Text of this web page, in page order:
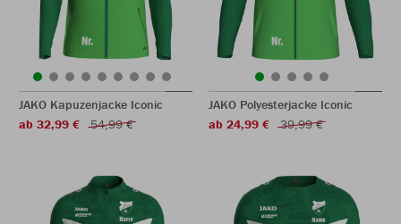
JAKO Kapuzenjacke Iconic
ab 32,99 €
54,99 €
JAKO Polyesterjacke Iconic
ab 24,99 €
39,99 €